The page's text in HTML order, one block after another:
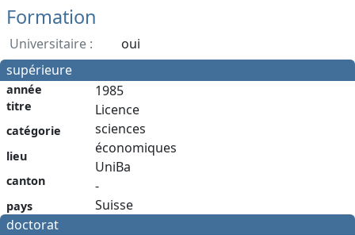
Formation
Universitaire :
oui
supérieure
année
titre
catégorie
lieu
canton
pays
1985
Licence
sciences
économiques
UniBa
-
Suisse
doctorat